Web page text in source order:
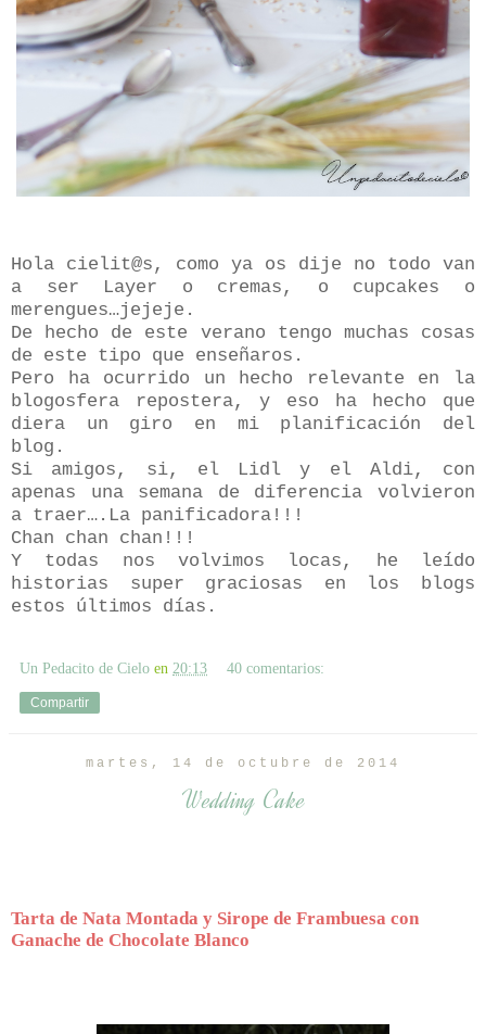
Hola cielit@s, como ya os dije no todo van
a ser Layer o cremas, o cupcakes o
merengues…jejeje.
De hecho de este verano tengo muchas cosas
de este tipo que enseñaros.
Pero ha ocurrido un hecho relevante en la
blogosfera repostera, y eso ha hecho que
diera un giro en mi planificación del
blog.
Si amigos, si, el Lidl y el Aldi, con
apenas una semana de diferencia volvieron
a traer….La panificadora!!!
Chan chan chan!!!
Y todas nos volvimos locas, he leído
historias super graciosas en los blogs
estos últimos días.
Un Pedacito de Cielo en 20:13 40 comentarios:
Compartir
martes, 14 de octubre de 2014
Wedding Cake
Tarta de Nata Montada y Sirope de Frambuesa con
Ganache de Chocolate Blanco